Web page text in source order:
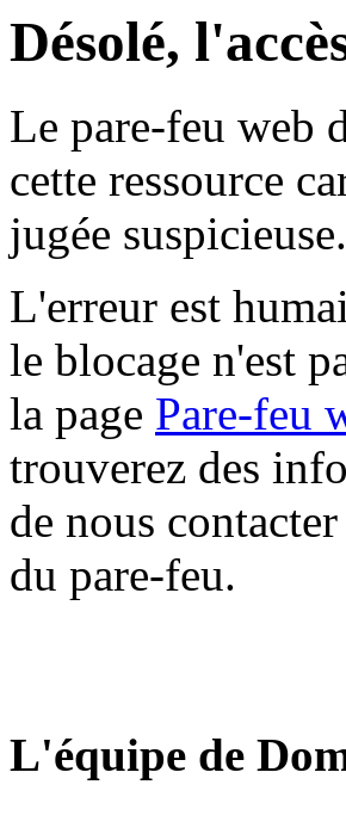
Désolé,
Le pare-feu web
cette ressource
jugée suspicieuse.
L'erreur est
le blocage n'est
la page Pare-feu
trouverez des
de nous
du pare-feu.
L'équipe de